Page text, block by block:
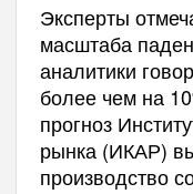
Эксперты
масштаба
аналитики
более чем на
прогноз
рынка (ИКАР)
производство